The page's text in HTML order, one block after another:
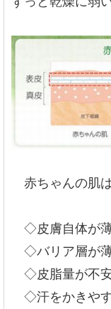
赤ちゃんの肌
◇皮膚自体が
◇バリア層が
◇皮脂量が不
◇汗をかきや